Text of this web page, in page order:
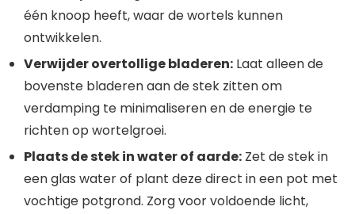
één knoop heeft, waar de wortels kunnen
ontwikkelen.
Verwijder overtollige bladeren: Laat alleen de
bovenste bladeren aan de stek zitten om
verdamping te minimaliseren en de energie te
richten op wortelgroei.
Plaats de stek in water of aarde: Zet de stek in
een glas water of plant deze direct in een pot met
vochtige potgrond. Zorg voor voldoende licht,